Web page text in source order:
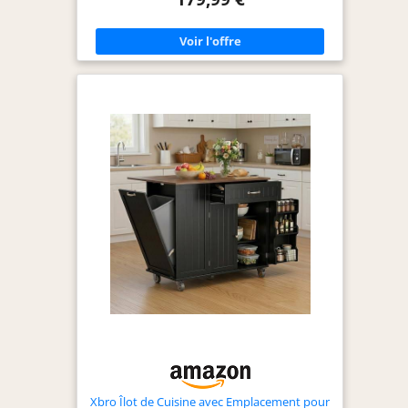
range-épices inclus rendent les articles facilement
accessibles. Note : l'article est expédié en 2 colis ;
les délais de livraison peuvent varier. Plan de
ou les repas rapides, il remplace avantageusement
une table traditionnelle tout en économisant de
l'espace. Structure Lourde et Stable: Fabriqué avec
des matériaux de qualité, l'îlot de cuisine assure
une stabilité optimale. Des clips de fixation pour le
panneau arrière et 5 roues (dont 2 freinées)
renforcent l'équilibre et permettent un
déplacement facile en toute sécurité. Montage
Simple et bien Organisé: Toutes les pièces sont
clairement étiquetées et les instructions sont
faciles à suivre. Les accessoires et outils
nécessaires au montage sont inclus pour une
installation sans difficulté. Polyvalent et
Fonctionnel: Cet îlot de cuisine sert à la fois de
station café, d'espace de rangement, de plan de
salon.
Xbro Îlot de Cuisine avec Emplacement pour